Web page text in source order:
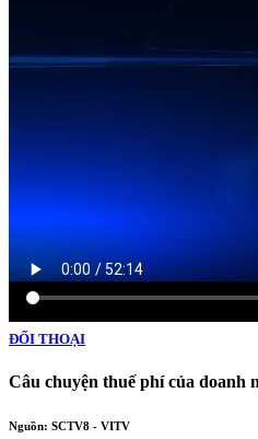
ĐỐI THOẠI
Câu chuyện thuế phí của doanh
Nguồn: SCTV8 - VITV